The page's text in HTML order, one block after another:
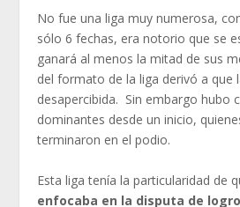
No fue una liga muy numerosa,
sólo 6 fechas, era notorio que se
ganará al menos la mitad de sus
del formato de la liga derivó a que
desapercibida. Sin embargo hubo
dominantes desde un inicio,
terminaron en el podio.
Esta liga tenía la particularidad de
enfocaba en la disputa de